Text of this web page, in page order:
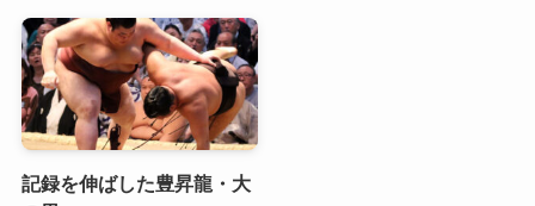
記録を伸ばした豊昇龍・大